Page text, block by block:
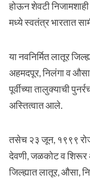
होऊन शेवटी
मध्ये स्वतंत्र भारतात
या नवनिर्मित लातूर
अहमदपूर, निलंगा व
पूर्वीच्या तालुक्याची
अस्तित्वात आले.
तसेच २३ जून, १९९९
देवणी, जळकोट व शिरूर
जिल्ह्यात लातूर, औसा,